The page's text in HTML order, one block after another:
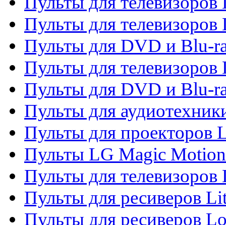
Пульты для телевизоров
Пульты для DVD и Blu-
Пульты для телевизоров
Пульты для DVD и Blu-
Пульты для
Пульты для проекторов
Пульты LG Magic Motion
Пульты для
Пульты для ресиверов
Пульты для ресиверов